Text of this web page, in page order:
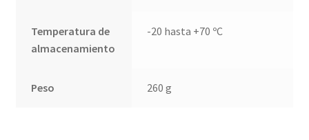
Temperatura de
almacenamiento
-20 hasta +70 ºC
Peso 260 g